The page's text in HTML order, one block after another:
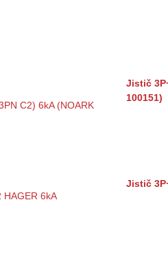
Jistič
100151)
Jistič